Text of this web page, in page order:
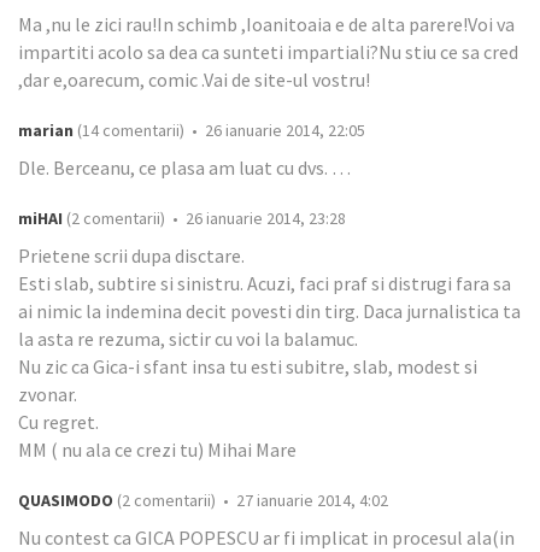
Ma ,nu le zici rau!In schimb ,Ioanitoaia e de alta parere!Voi va
impartiti acolo sa dea ca sunteti impartiali?Nu stiu ce sa cred
,dar e,oarecum, comic .Vai de site-ul vostru!
marian (14 comentarii) • 26 ianuarie 2014, 22:05
Dle. Berceanu, ce plasa am luat cu dvs. …
miHAI (2 comentarii) • 26 ianuarie 2014, 23:28
Prietene scrii dupa disctare.
Esti slab, subtire si sinistru. Acuzi, faci praf si distrugi fara sa
ai nimic la indemina decit povesti din tirg. Daca jurnalistica ta
la asta re rezuma, sictir cu voi la balamuc.
Nu zic ca Gica-i sfant insa tu esti subitre, slab, modest si
zvonar.
Cu regret.
MM ( nu ala ce crezi tu) Mihai Mare
QUASIMODO (2 comentarii) • 27 ianuarie 2014, 4:02
Nu contest ca GICA POPESCU ar fi implicat in procesul ala(in